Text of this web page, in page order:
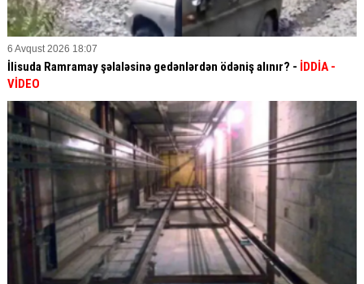
6 Avqust 2026 18:07
İlisuda Ramramay şəlaləsinə gedənlərdən ödəniş alınır? - İDDİA -
VİDEO